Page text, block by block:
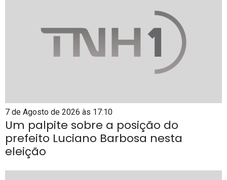
7 de Agosto de 2026 às 17:10
Um palpite sobre a posição do
prefeito Luciano Barbosa nesta
eleição